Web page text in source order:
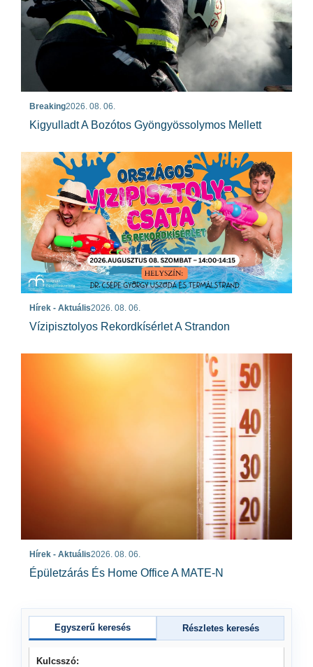
Breaking2026. 08. 06.
Kigyulladt A Bozótos Gyöngyössolymos Mellett
Hírek - Aktuális2026. 08. 06.
Vízipisztolyos Rekordkísérlet A Strandon
Hírek - Aktuális2026. 08. 06.
Épületzárás És Home Office A MATE-N
Egyszerű keresés Részletes keresés
Kulcsszó: